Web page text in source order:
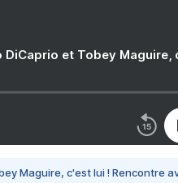
DiCaprio et Tobey
Maguire, c'est lui ! Rencontre